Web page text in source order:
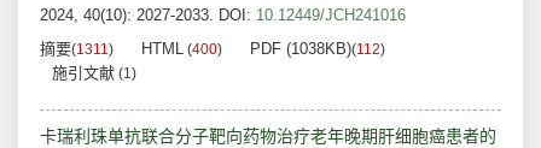
2024, 40(10): 2027-2033. DOI: 10.12449/JCH241016
摘要(1311) HTML (400) PDF (1038KB)(112)
施引文献 (1)
卡瑞利珠单抗联合分子靶向药物治疗老年晚期肝细胞癌患者的